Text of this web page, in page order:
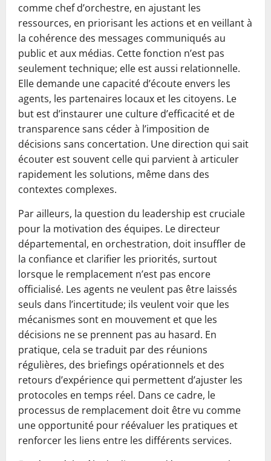
comme chef d’orchestre, en ajustant les
ressources, en priorisant les actions et en veillant à
la cohérence des messages communiqués au
public et aux médias. Cette fonction n’est pas
seulement technique; elle est aussi relationnelle.
Elle demande une capacité d’écoute envers les
agents, les partenaires locaux et les citoyens. Le
but est d’instaurer une culture d’efficacité et de
transparence sans céder à l’imposition de
décisions sans concertation. Une direction qui sait
écouter est souvent celle qui parvient à articuler
rapidement les solutions, même dans des
contextes complexes.
Par ailleurs, la question du leadership est cruciale
pour la motivation des équipes. Le directeur
départemental, en orchestration, doit insuffler de
la confiance et clarifier les priorités, surtout
lorsque le remplacement n’est pas encore
officialisé. Les agents ne veulent pas être laissés
seuls dans l’incertitude; ils veulent voir que les
mécanismes sont en mouvement et que les
décisions ne se prennent pas au hasard. En
pratique, cela se traduit par des réunions
régulières, des briefings opérationnels et des
retours d’expérience qui permettent d’ajuster les
protocoles en temps réel. Dans ce cadre, le
processus de remplacement doit être vu comme
une opportunité pour réévaluer les pratiques et
renforcer les liens entre les différents services.